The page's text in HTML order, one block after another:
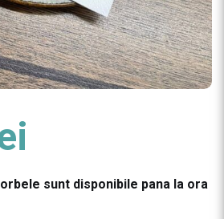
sunt disponibile pana la ora